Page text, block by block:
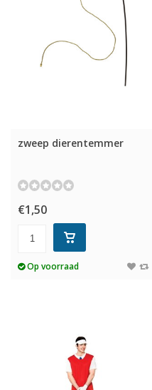
zweep dierentemmer
€1,50
Op voorraad